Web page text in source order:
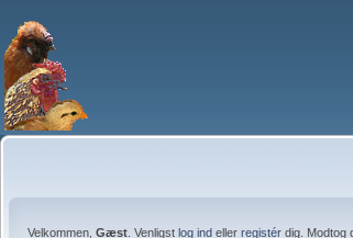
Velkommen, Gæst . Venligst log ind eller registér dig. Modtog